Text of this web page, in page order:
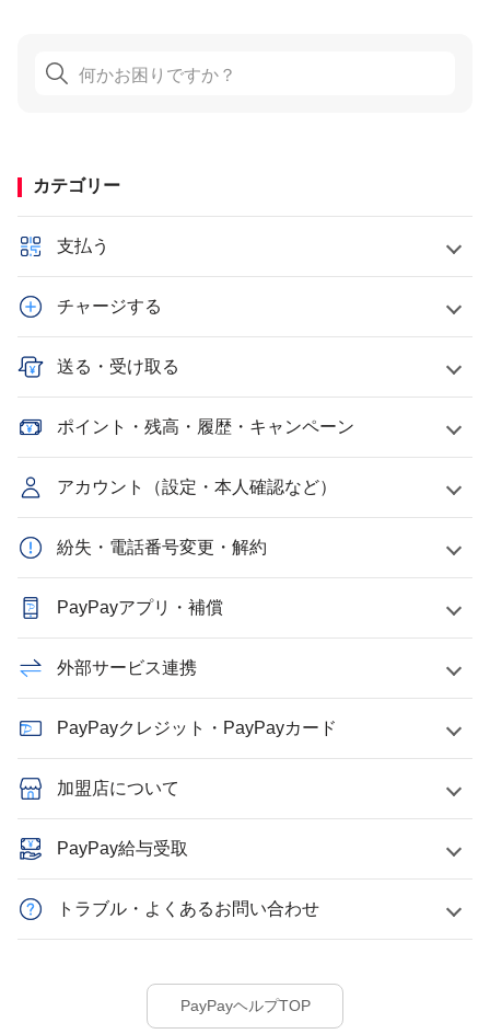
カテゴリー
支払う
チャージする
送る・受け取る
ポイント・残高・履歴・キャンペーン
アカウント（設定・本人確認など）
紛失・電話番号変更・解約
PayPayアプリ・補償
外部サービス連携
PayPayクレジット・PayPayカード
加盟店について
PayPay給与受取
トラブル・よくあるお問い合わせ
PayPayヘルプTOP